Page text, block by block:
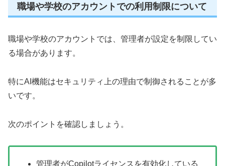
職場や学校のアカウントでの利用制限について
職場や学校のアカウントでは、管理者が設定を制限してい
る場合があります。
特にAI機能はセキュリティ上の理由で制御されることが多
いです。
次のポイントを確認しましょう。
管理者がCopilotライセンスを有効化している